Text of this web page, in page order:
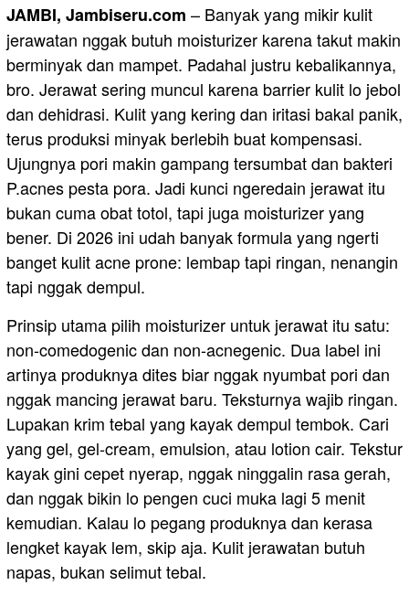
JAMBI, Jambiseru.com – Banyak yang mikir kulit
jerawatan nggak butuh moisturizer karena takut makin
berminyak dan mampet. Padahal justru kebalikannya,
bro. Jerawat sering muncul karena barrier kulit lo jebol
dan dehidrasi. Kulit yang kering dan iritasi bakal panik,
terus produksi minyak berlebih buat kompensasi.
Ujungnya pori makin gampang tersumbat dan bakteri
P.acnes pesta pora. Jadi kunci ngeredain jerawat itu
bukan cuma obat totol, tapi juga moisturizer yang
bener. Di 2026 ini udah banyak formula yang ngerti
banget kulit acne prone: lembap tapi ringan, nenangin
tapi nggak dempul.
Prinsip utama pilih moisturizer untuk jerawat itu satu:
non-comedogenic dan non-acnegenic. Dua label ini
artinya produknya dites biar nggak nyumbat pori dan
nggak mancing jerawat baru. Teksturnya wajib ringan.
Lupakan krim tebal yang kayak dempul tembok. Cari
yang gel, gel-cream, emulsion, atau lotion cair. Tekstur
kayak gini cepet nyerap, nggak ninggalin rasa gerah,
dan nggak bikin lo pengen cuci muka lagi 5 menit
kemudian. Kalau lo pegang produknya dan kerasa
lengket kayak lem, skip aja. Kulit jerawatan butuh
napas, bukan selimut tebal.